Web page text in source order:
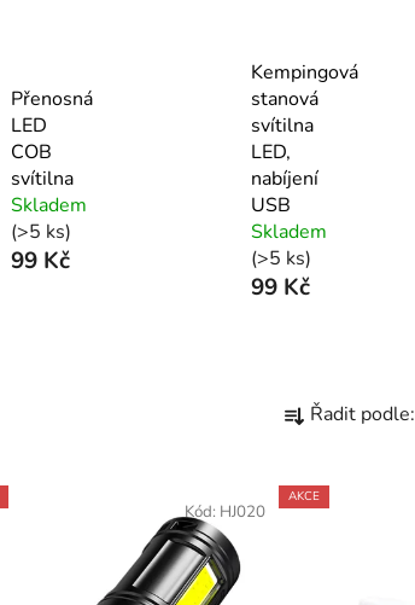
Přenosná
LED
COB
svítilna
Skladem
(>5 ks)
99 Kč
Kempingová
stanová
svítilna
LED,
nabíjení
USB
Skladem
(>5 ks)
99 Kč
a
e
n
Řadit podle:
Kód: HJ020
AKCE